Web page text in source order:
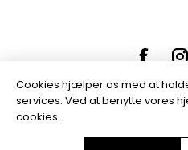
Powered by
Cookies hjælper os med at
services. Ved at benytte vores
cookies.